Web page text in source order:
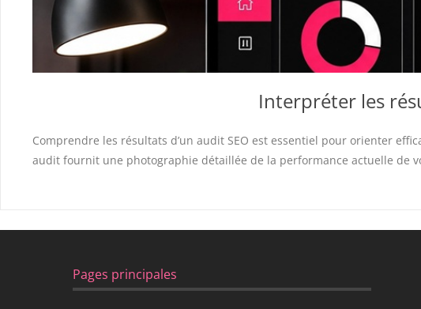
Interpréter les
Comprendre les résultats d’un audit SEO est essentiel pour orienter
audit fournit une photographie détaillée de la performance actuelle de
Pages principales